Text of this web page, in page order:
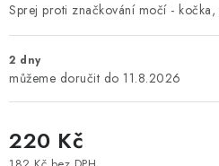
Sprej proti značkování močí - kočka,
2 dny
11.8.2026
220 Kč